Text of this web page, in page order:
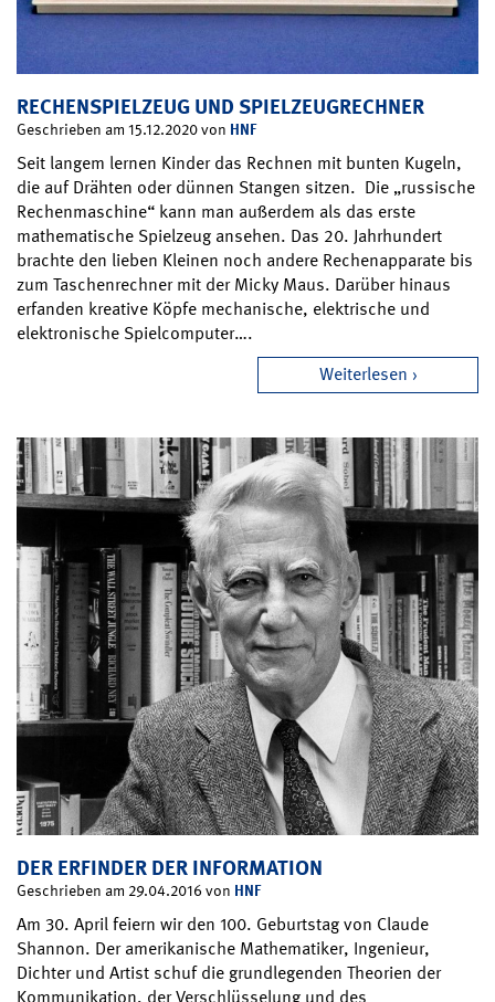
RECHENSPIELZEUG UND SPIELZEUGRECHNER
Geschrieben am 15.12.2020 von HNF
Seit langem lernen Kinder das Rechnen mit bunten Kugeln,
die auf Drähten oder dünnen Stangen sitzen. Die „russische
Rechenmaschine“ kann man außerdem als das erste
mathematische Spielzeug ansehen. Das 20. Jahrhundert
brachte den lieben Kleinen noch andere Rechenapparate bis
zum Taschenrechner mit der Micky Maus. Darüber hinaus
erfanden kreative Köpfe mechanische, elektrische und
elektronische Spielcomputer….
Weiterlesen
DER ERFINDER DER INFORMATION
Geschrieben am 29.04.2016 von HNF
Am 30. April feiern wir den 100. Geburtstag von Claude
Shannon. Der amerikanische Mathematiker, Ingenieur,
Dichter und Artist schuf die grundlegenden Theorien der
Kommunikation, der Verschlüsselung und des